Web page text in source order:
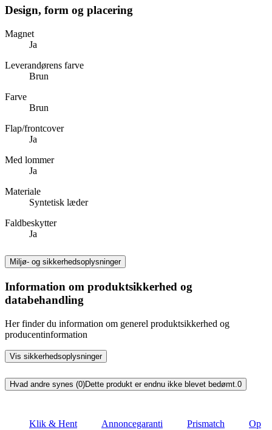
Design, form og placering
Magnet
Ja
Leverandørens farve
Brun
Farve
Brun
Flap/frontcover
Ja
Med lommer
Ja
Materiale
Syntetisk læder
Faldbeskytter
Ja
Miljø- og sikkerhedsoplysninger
Information om produktsikkerhed og
databehandling
Her finder du information om generel produktsikkerhed og
producentinformation
Vis sikkerhedsoplysninger
Hvad andre synes (0)Dette produkt er endnu ikke blevet bedømt.0
Klik & Hent Annoncegaranti Prismatch
Op